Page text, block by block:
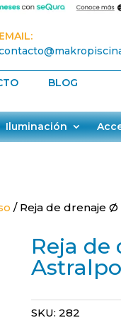
EMAIL:
BLOG
Iluminación
/ Reja de drenaje
Reja
SKU: 282